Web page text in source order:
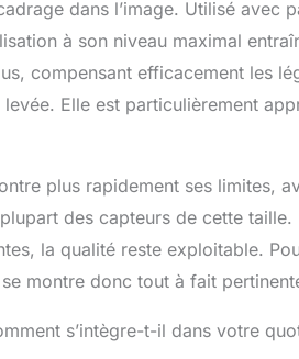
dans l’image. Utilisé
à son niveau maximal
compensant efficacement les
Elle est particulièrement
plus rapidement ses limites,
des capteurs de cette
la qualité reste exploitable.
montre donc tout à fait
s’intègre-t-il dans votre